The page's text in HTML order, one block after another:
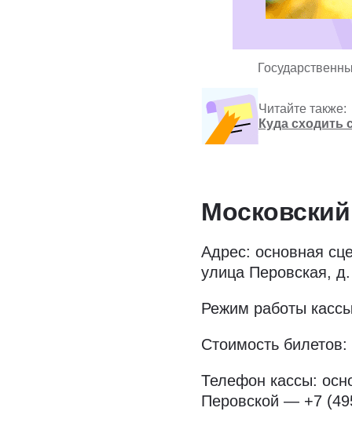
Читайте также:
Куда сходить
Адрес: основная
улица Перовская,
Режим работы
Стоимость
Телефон кассы:
Перовской — +7